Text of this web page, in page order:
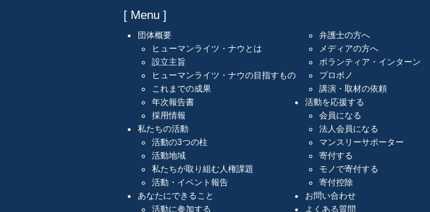
[ Menu ]
団体概要
ヒューマンライツ・ナウとは
設立主旨
ヒューマンライツ・ナウの目指すもの
これまでの成果
年次報告書
採用情報
私たちの活動
活動の3つの柱
活動地域
私たちが取り組む人権課題
活動・イベント報告
あなたにできること
活動に参加する
弁護士の方へ
メディアの方へ
ボランティア・インターン
プロボノ
講演・取材の依頼
活動を応援する
会員になる
法人会員になる
マンスリーサポーター
寄付する
モノで寄付する
寄付控除
お問い合わせ
よくある質問